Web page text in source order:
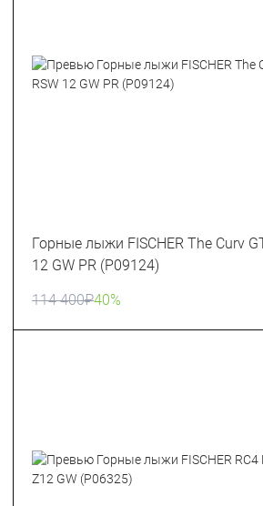
Горные лыжи FISCHER The Curv
12 GW PR (P09124)
114 400₽40%